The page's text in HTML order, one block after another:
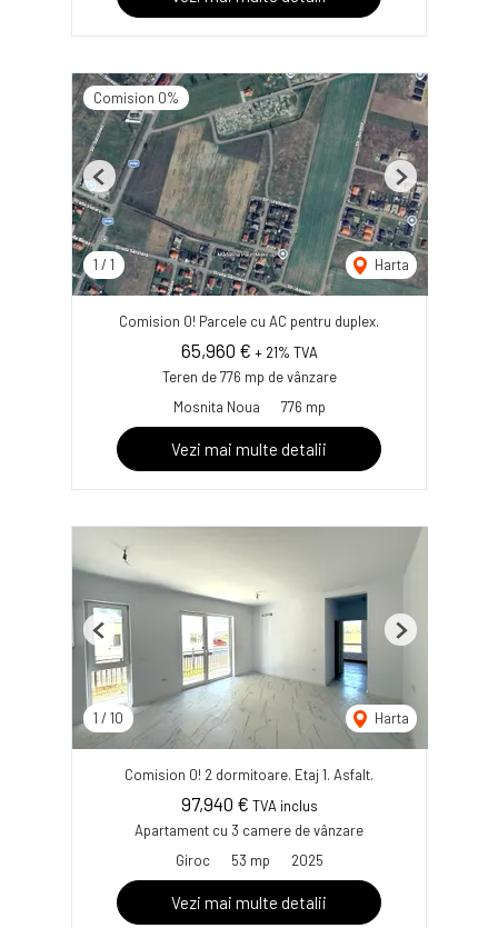
Comision 0%
1 / 1 Harta
Previous Next
Comision 0! Parcele cu AC pentru duplex.
65,960 € + 21% TVA
Teren de 776 mp de vânzare
Mosnita Noua
776 mp
Vezi mai multe detalii
1 / 10 Harta
Previous Next
Comision 0! 2 dormitoare. Etaj 1. Asfalt.
97,940 € TVA inclus
Apartament cu 3 camere de vânzare
Giroc
53 mp 2025
Vezi mai multe detalii